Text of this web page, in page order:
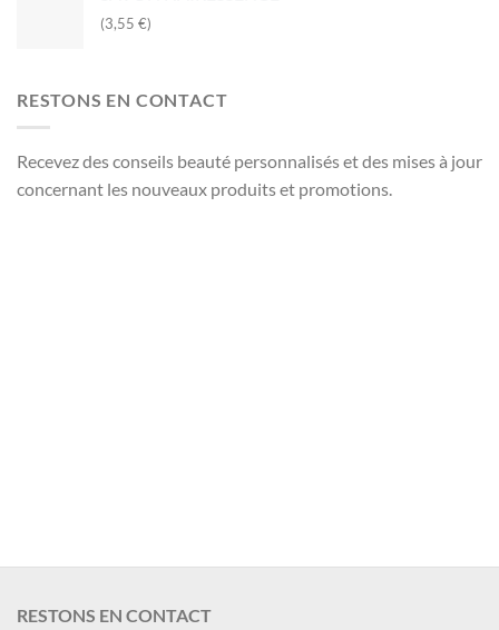
(3,55 €)
RESTONS EN CONTACT
Recevez des conseils beauté personnalisés et des mises à jour
concernant les nouveaux produits et promotions.
RESTONS EN CONTACT